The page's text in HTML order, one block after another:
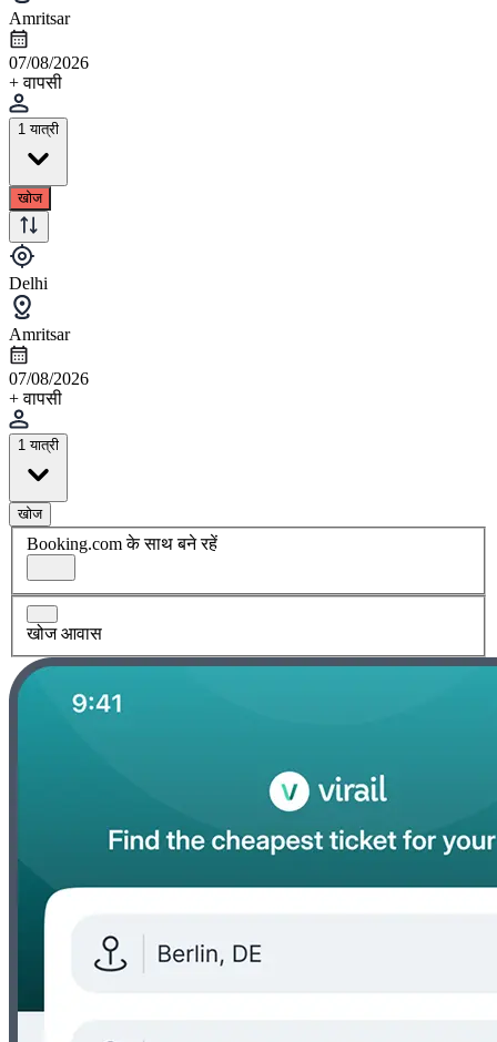
Amritsar
07/08/2026
+ वापसी
1 यात्री
खोज
Delhi
Amritsar
07/08/2026
+ वापसी
1 यात्री
खोज
Booking.com के साथ बने रहें
खोज आवास